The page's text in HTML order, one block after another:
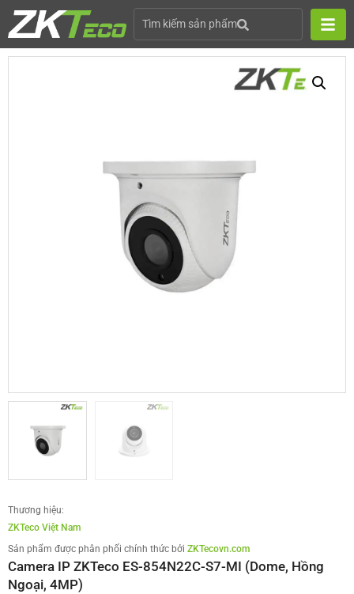
Tìm kiếm sản phẩm
Thương hiệu:
ZKTeco Việt Nam
Sản phẩm được phân phối chính thức bởi ZKTecovn.com
Camera IP ZKTeco ES-854N22C-S7-MI (Dome, Hồng
Ngoại, 4MP)